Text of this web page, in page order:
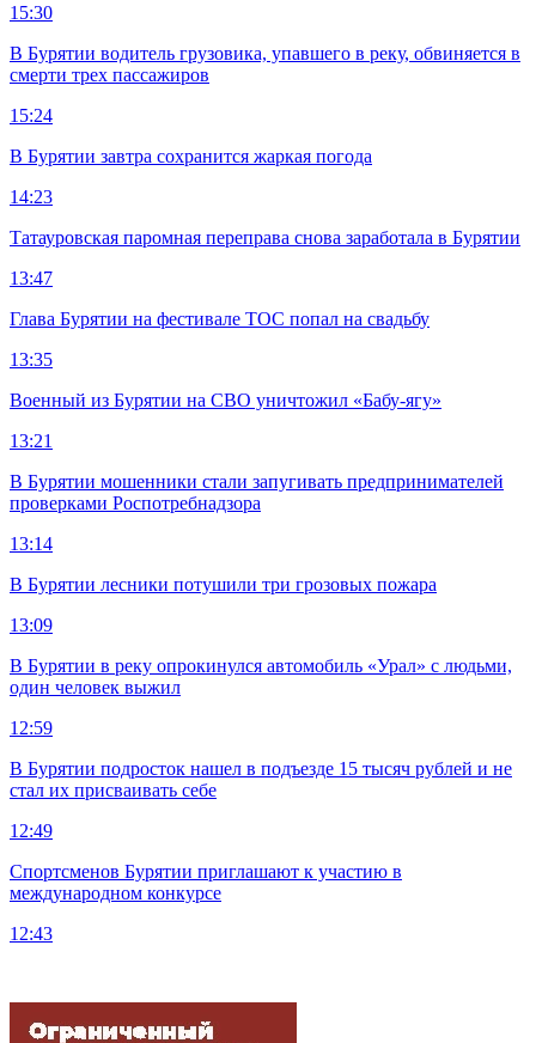
15:30
В Бурятии водитель грузовика, упавшего в реку, обвиняется в
смерти трех пассажиров
15:24
В Бурятии завтра сохранится жаркая погода
14:23
Татауровская паромная переправа снова заработала в Бурятии
13:47
Глава Бурятии на фестивале ТОС попал на свадьбу
13:35
Военный из Бурятии на СВО уничтожил «Бабу-ягу»
13:21
В Бурятии мошенники стали запугивать предпринимателей
проверками Роспотребнадзора
13:14
В Бурятии лесники потушили три грозовых пожара
13:09
В Бурятии в реку опрокинулся автомобиль «Урал» с людьми,
один человек выжил
12:59
В Бурятии подросток нашел в подъезде 15 тысяч рублей и не
стал их присваивать себе
12:49
Спортсменов Бурятии приглашают к участию в
международном конкурсе
12:43